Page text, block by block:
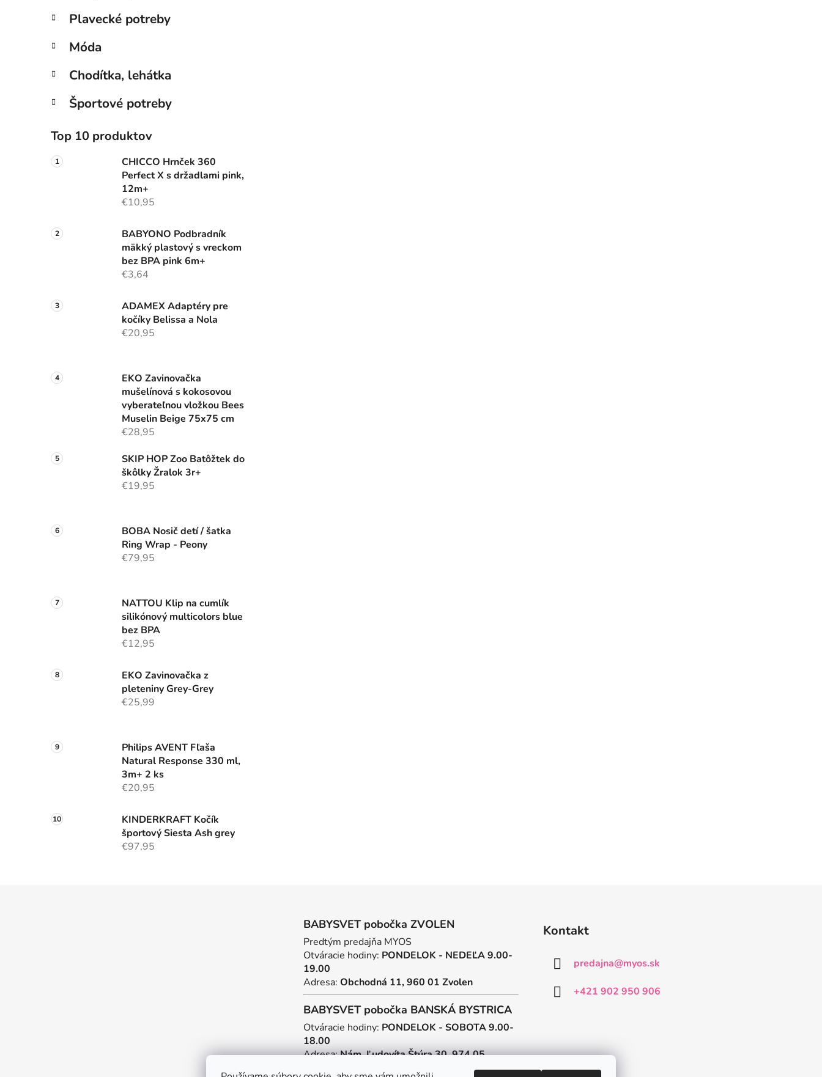
Plavecké potreby
Móda
Chodítka, lehátka
Športové potreby
Top 10 produktov
CHICCO Hrnček 360
Perfect X s držadlami pink,
12m+
€10,95
BABYONO Podbradník
mäkký plastový s vreckom
bez BPA pink 6m+
€3,64
ADAMEX Adaptéry pre
kočíky Belissa a Nola
€20,95
EKO Zavinovačka
mušelínová s kokosovou
vyberateľnou vložkou Bees
Muselin Beige 75x75 cm
€28,95
SKIP HOP Zoo Batôžtek do
škôlky Žralok 3r+
€19,95
BOBA Nosič detí / šatka
Ring Wrap - Peony
€79,95
NATTOU Klip na cumlík
silikónový multicolors blue
bez BPA
€12,95
EKO Zavinovačka z
pleteniny Grey-Grey
€25,99
Philips AVENT Fľaša
Natural Response 330 ml,
3m+ 2 ks
€20,95
KINDERKRAFT Kočík
športový Siesta Ash grey
€97,95
BABYSVET pobočka ZVOLEN
Predtým predajňa MYOS
Otváracie hodiny: PONDELOK - NEDEĽA 9.00-
19.00
Adresa: Obchodná 11, 960 01 Zvolen
BABYSVET pobočka BANSKÁ BYSTRICA
Otváracie hodiny: PONDELOK - SOBOTA 9.00-
18.00
Adresa:Nám. Ľudovíta Štúra 30, 974 05
Kontakt
predajna@myos.sk
+421 902 950 906